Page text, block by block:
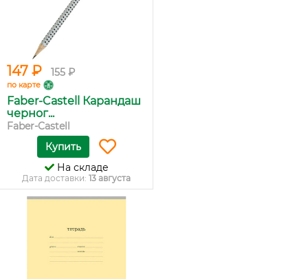
147 ₽ 155 ₽
по карте
Faber-Castell Карандаш
черног...
Faber-Castell
Купить
На складе
Дата доставки: 13 августа